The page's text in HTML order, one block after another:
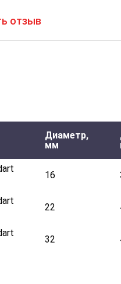
отзыв
Диаметр,
мм
16
22
32